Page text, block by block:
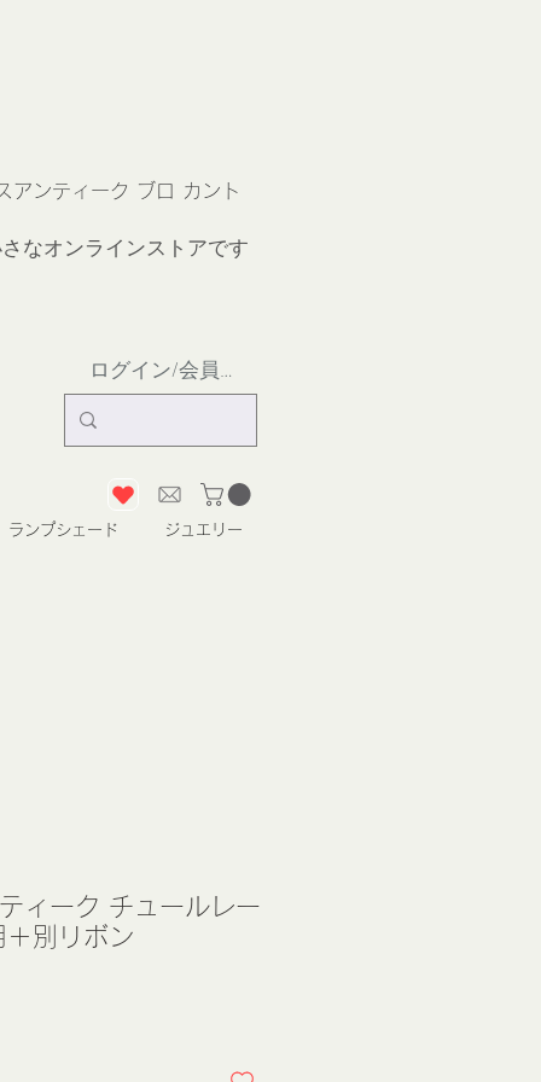
アンティーク ブロ カント
なオンラインストアです
ログイン/会員登録
ィーク チュールレー
＋別リボン
ランプシェード ジュエリー